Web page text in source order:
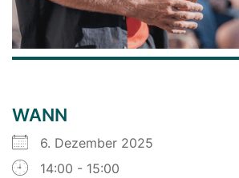
WANN
6. Dezember 2025
14:00 - 15:00